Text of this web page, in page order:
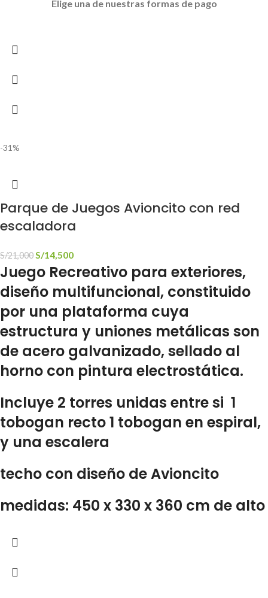
Elige una de nuestras formas de pago
-31%
Parque de Juegos Avioncito con red
escaladora
S/21,000S/14,500
Juego Recreativo para exteriores,
diseño multifuncional, constituido
por una plataforma cuya
estructura y uniones metálicas son
de acero galvanizado, sellado al
horno con pintura electrostática.
Incluye 2 torres unidas entre si 1
tobogan recto 1 tobogan en espiral,
y una escalera
techo con diseño de Avioncito
medidas: 450 x 330 x 360 cm de alto